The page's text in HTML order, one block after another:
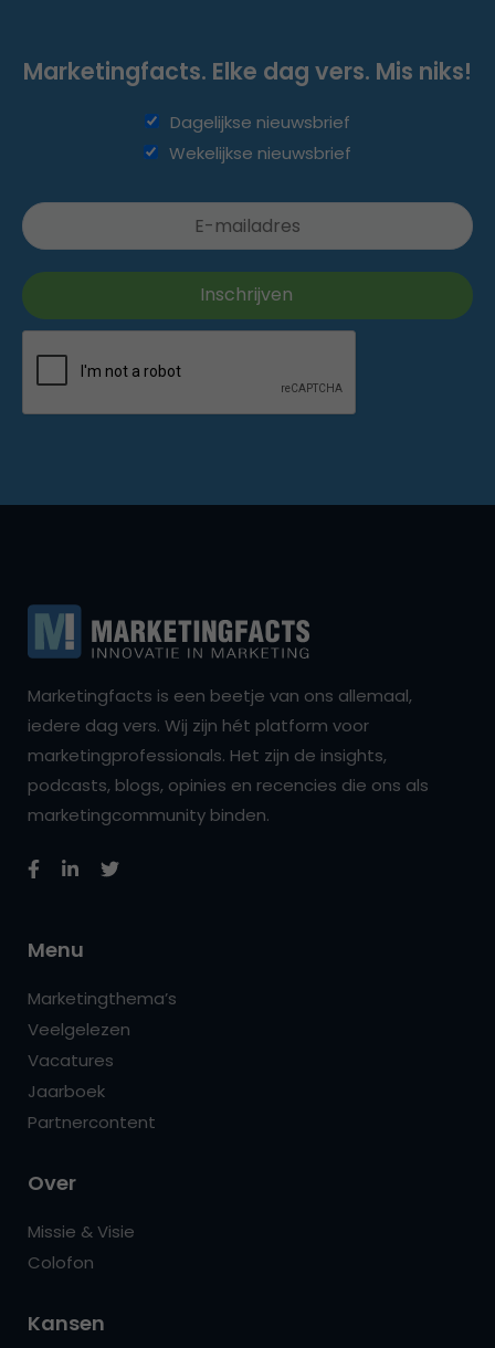
Marketingfacts. Elke dag vers. Mis niks!
Dagelijkse nieuwsbrief
Wekelijkse nieuwsbrief
Marketingfacts is een beetje van ons allemaal,
iedere dag vers. Wij zijn hét platform voor
marketingprofessionals. Het zijn de insights,
podcasts, blogs, opinies en recencies die ons als
marketingcommunity binden.
Menu
Marketingthema’s
Veelgelezen
Vacatures
Jaarboek
Partnercontent
Over
Missie & Visie
Colofon
Kansen